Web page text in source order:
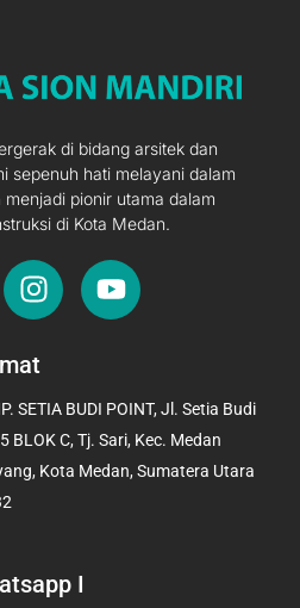
di bidang arsitek dan
sepenuh hati melayani dalam
pionir utama dalam
di Kota Medan.
I
n
t
g
r
a
Y
o
b
e
SETIA BUDI POINT, Jl. Setia Budi
BLOK C, Tj. Sari, Kec. Medan
Kota Medan, Sumatera Utara
I